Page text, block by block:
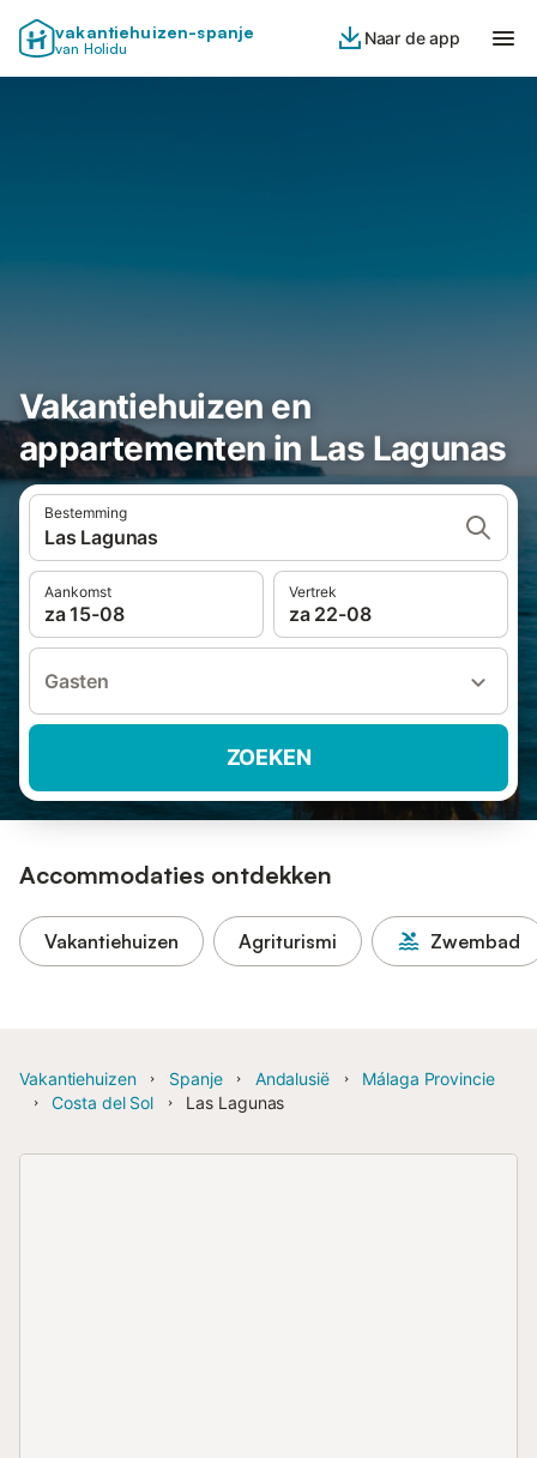
vakantiehuizen-spanje
van Holidu
Naar de app
Vakantiehuizen en
appartementen in Las Lagunas
Bestemming
Las Lagunas
Aankomst
za 15-08
Vertrek
za 22-08
Gasten
ZOEKEN
Accommodaties ontdekken
Vakantiehuizen Agriturismi Zwembad
Vakantiehuizen Spanje Andalusië
Málaga Provincie
Costa del Sol
Las Lagunas